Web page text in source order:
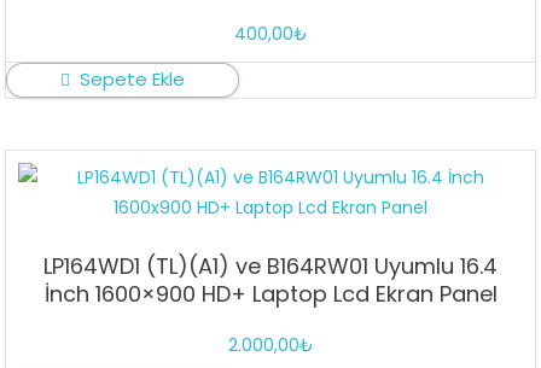
400,00₺
Sepete Ekle
LP164WD1 (TL)(A1) ve B164RW01 Uyumlu 16.4
İnch 1600×900 HD+ Laptop Lcd Ekran Panel
2.000,00₺